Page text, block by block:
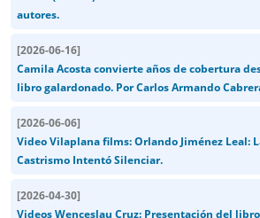
autores.
[2026-06-16]
Camila Acosta convierte años de cobertura
libro galardonado. Por Carlos Armando
[2026-06-06]
Video Vilaplana films: Orlando Jiménez Leal:
Castrismo Intentó Silenciar.
[2026-04-30]
Videos Wenceslau Cruz: Presentación del